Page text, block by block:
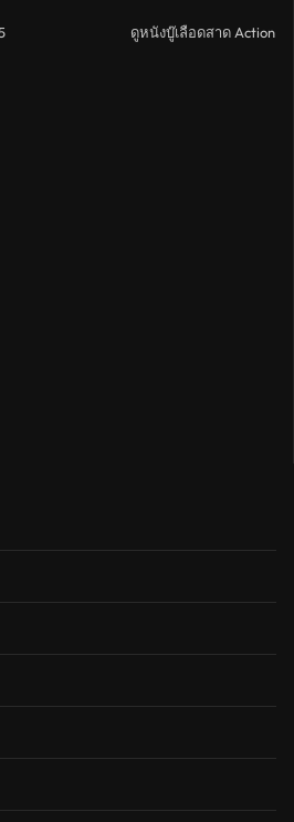
ดูหนังบู๊เลือดสาด Action
ทธการ ผ่าแมตช์เส้นตาย